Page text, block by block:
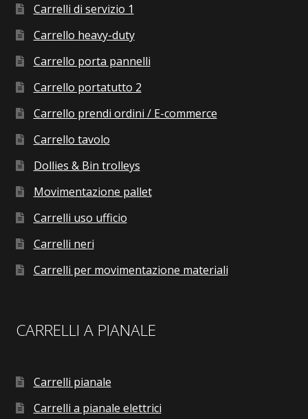
Carrelli di servizio 1
Carrello heavy-duty
Carrello porta pannelli
Carrello portatutto 2
Carrello prendi ordini / E-commerce
Carrello tavolo
Dollies & Bin trolleys
Movimentazione pallet
Carrelli uso ufficio
Carrelli neri
Carrelli per movimentazione materiali
CARRELLI A PIANALE
Carrelli pianale
Carrelli a pianale elettrici